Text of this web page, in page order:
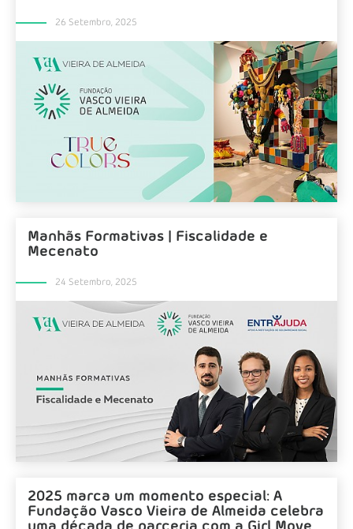
26 Setembro, 2025
Manhãs Formativas | Fiscalidade e
Mecenato
24 Setembro, 2025
2025 marca um momento especial: A
Fundação Vasco Vieira de Almeida celebra